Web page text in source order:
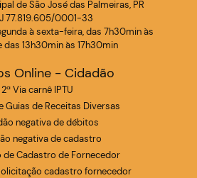
de São José das Palmeiras, PR
77.819.605/0001-33
à sexta-feira, das 7h30min às
das 13h30min às 17h30min
Online - Cidadão
2ª Via carnê IPTU
Guias de Receitas Diversas
negativa de débitos
negativa de cadastro
de Cadastro de Fornecedor
cadastro fornecedor